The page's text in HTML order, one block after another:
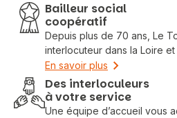
Bailleur social
coopératif
Depuis plus de 70 ans, Le
interlocuteur dans la Loire
En savoir plus
Des interloculeurs
à votre service
Une équipe d’accueil vous